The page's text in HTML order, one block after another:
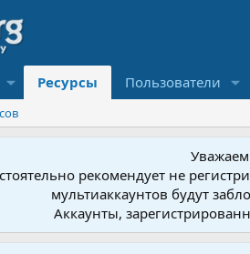
Ресурсы Пользователи
рекомендует не
мультиаккаунтов будут
Аккаунты,